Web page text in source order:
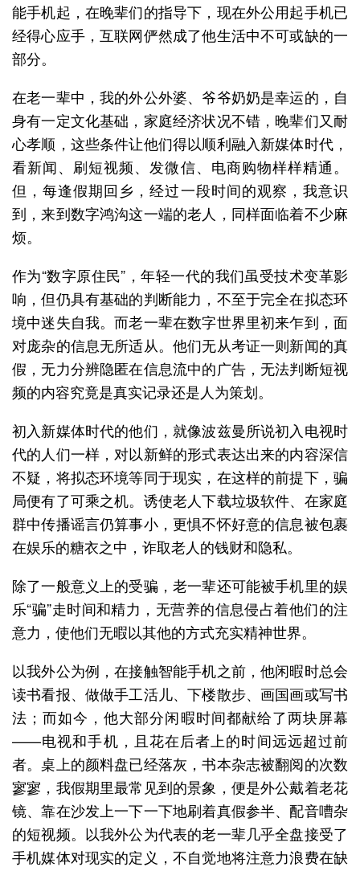
能手机起，在晚辈们的指导下，现在外公用起手机已
经得心应手，互联网俨然成了他生活中不可或缺的一
部分。
在老一辈中，我的外公外婆、爷爷奶奶是幸运的，自
身有一定文化基础，家庭经济状况不错，晚辈们又耐
心孝顺，这些条件让他们得以顺利融入新媒体时代，
看新闻、刷短视频、发微信、电商购物样样精通。
但，每逢假期回乡，经过一段时间的观察，我意识
到，来到数字鸿沟这一端的老人，同样面临着不少麻
烦。
作为“数字原住民”，年轻一代的我们虽受技术变革影
响，但仍具有基础的判断能力，不至于完全在拟态环
境中迷失自我。而老一辈在数字世界里初来乍到，面
对庞杂的信息无所适从。他们无从考证一则新闻的真
假，无力分辨隐匿在信息流中的广告，无法判断短视
频的内容究竟是真实记录还是人为策划。
初入新媒体时代的他们，就像波兹曼所说初入电视时
代的人们一样，对以新鲜的形式表达出来的内容深信
不疑，将拟态环境等同于现实，在这样的前提下，骗
局便有了可乘之机。诱使老人下载垃圾软件、在家庭
群中传播谣言仍算事小，更惧不怀好意的信息被包裹
在娱乐的糖衣之中，诈取老人的钱财和隐私。
除了一般意义上的受骗，老一辈还可能被手机里的娱
乐“骗”走时间和精力，无营养的信息侵占着他们的注
意力，使他们无暇以其他的方式充实精神世界。
以我外公为例，在接触智能手机之前，他闲暇时总会
读书看报、做做手工活儿、下楼散步、画国画或写书
法；而如今，他大部分闲暇时间都献给了两块屏幕
——电视和手机，且花在后者上的时间远远超过前
者。桌上的颜料盘已经落灰，书本杂志被翻阅的次数
寥寥，我假期里最常见到的景象，便是外公戴着老花
镜、靠在沙发上一下一下地刷着真假参半、配音嘈杂
的短视频。以我外公为代表的老一辈几乎全盘接受了
手机媒体对现实的定义，不自觉地将注意力浪费在缺